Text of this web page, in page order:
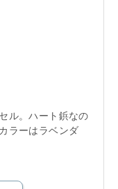
ル。ハート鋲なの
ラーはラベンダ